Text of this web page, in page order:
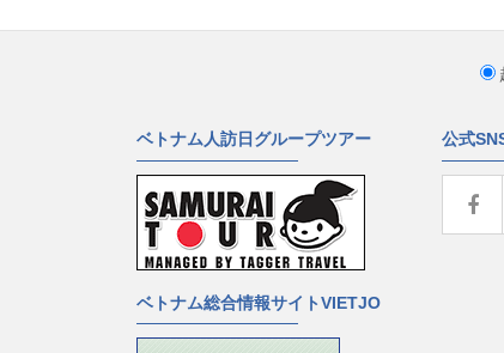
ベトナム人訪日グループツアー 公式
ベトナム総合情報サイトVIETJO